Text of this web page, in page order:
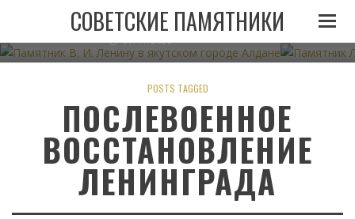
СОВЕТСКИЕ ПАМЯТНИКИ
ПАМЯТНИК В. И. ЛЕНИНУ В ЯКУТСКОМ ГОРОДЕ
АЛДАНЕ
07.11.2022
POSTS TAGGED
ПОСЛЕВОЕННОЕ
ВОССТАНОВЛЕНИЕ
ЛЕНИНГРАДА